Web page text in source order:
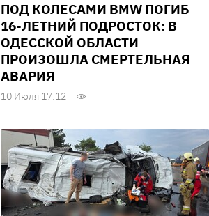
ПОД КОЛЕСАМИ BMW ПОГИБ
16-ЛЕТНИЙ ПОДРОСТОК: В
ОДЕССКОЙ ОБЛАСТИ
ПРОИЗОШЛА СМЕРТЕЛЬНАЯ
АВАРИЯ
10 Июля 17:12